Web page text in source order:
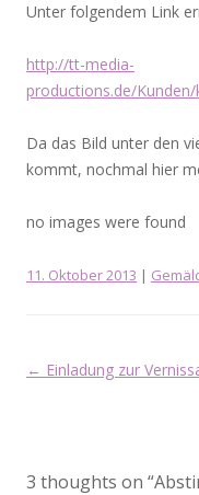
Unter folgendem Link
http://tt-media-
productions.de/
Da das Bild unter den
kommt, nochmal hier
no images were found
11. Oktober 2013 |
Beitragsnavigation
← Einladung zur
3 thoughts on “